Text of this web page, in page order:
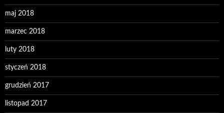
maj 2018
marzec 2018
luty 2018
styczeń 2018
grudzień 2017
listopad 2017